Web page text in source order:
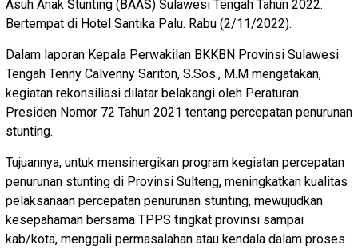
Asuh Anak Stunting (BAAS) Sulawesi Tengah Tahun 2022.
Bertempat di Hotel Santika Palu. Rabu (2/11/2022).
Dalam laporan Kepala Perwakilan BKKBN Provinsi Sulawesi
Tengah Tenny Calvenny Sariton, S.Sos., M.M mengatakan,
kegiatan rekonsiliasi dilatar belakangi oleh Peraturan
Presiden Nomor 72 Tahun 2021 tentang percepatan penurunan
stunting.
Tujuannya, untuk mensinergikan program kegiatan percepatan
penurunan stunting di Provinsi Sulteng, meningkatkan kualitas
pelaksanaan percepatan penurunan stunting, mewujudkan
kesepahaman bersama TPPS tingkat provinsi sampai
kab/kota, menggali permasalahan atau kendala dalam proses